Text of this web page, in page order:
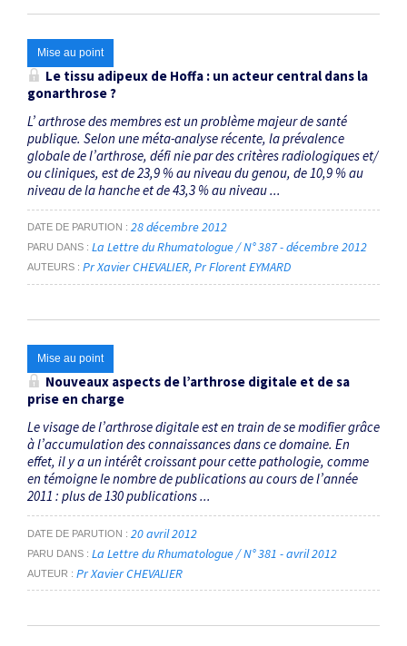
Mise au point
Le tissu adipeux de Hoffa : un acteur central dans la
gonarthrose ?
L’ arthrose des membres est un problème majeur de santé
publique. Selon une méta-analyse récente, la prévalence
globale de l’arthrose, défi nie par des critères radiologiques et/
ou cliniques, est de 23,9 % au niveau du genou, de 10,9 % au
niveau de la hanche et de 43,3 % au niveau ...
DATE DE PARUTION 28 décembre 2012
PARU DANS La Lettre du Rhumatologue / N° 387 - décembre 2012
AUTEURS Pr Xavier CHEVALIER Pr Florent EYMARD
Mise au point
Nouveaux aspects de l’arthrose digitale et de sa
prise en charge
Le visage de l’arthrose digitale est en train de se modifier grâce
à l’accumulation des connaissances dans ce domaine. En
effet, il y a un intérêt croissant pour cette pathologie, comme
en témoigne le nombre de publications au cours de l’année
2011 : plus de 130 publications ...
DATE DE PARUTION 20 avril 2012
PARU DANS La Lettre du Rhumatologue / N° 381 - avril 2012
AUTEUR Pr Xavier CHEVALIER